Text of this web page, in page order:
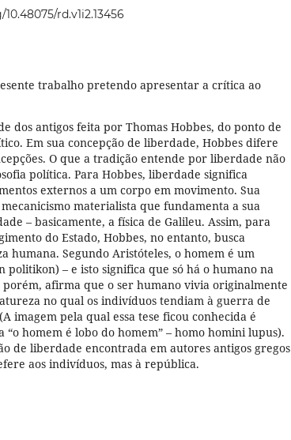
rd.v1i2.13456
trabalho pretendo apresentar a crítica ao
dos antigos feita por Thomas Hobbes, do ponto de
Em sua concepção de liberdade, Hobbes difere
O que a tradição entende por liberdade não
política. Para Hobbes, liberdade significa
externos a um corpo em movimento. Sua
materialista que fundamenta a sua
– basicamente, a física de Galileu. Assim, para
do Estado, Hobbes, no entanto, busca
humana. Segundo Aristóteles, o homem é um
politikon) – e isto significa que só há o humano na
porém, afirma que o ser humano vivia originalmente
no qual os indivíduos tendiam à guerra de
imagem pela qual essa tese ficou conhecida é
“o homem é lobo do homem” – homo homini lupus).
de liberdade encontrada em autores antigos gregos
aos indivíduos, mas à república.